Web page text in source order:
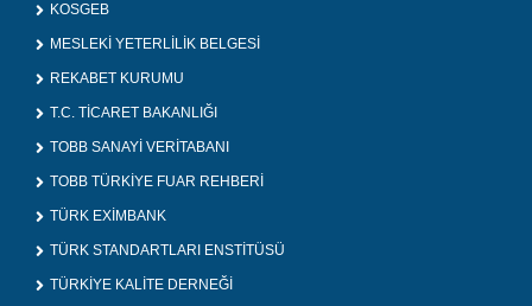
KOSGEB
MESLEKİ YETERLİLİK BELGESİ
REKABET KURUMU
T.C. TİCARET BAKANLIĞI
TOBB SANAYİ VERİTABANI
TOBB TÜRKİYE FUAR REHBERİ
TÜRK EXİMBANK
TÜRK STANDARTLARI ENSTİTÜSÜ
TÜRKİYE KALİTE DERNEĞİ